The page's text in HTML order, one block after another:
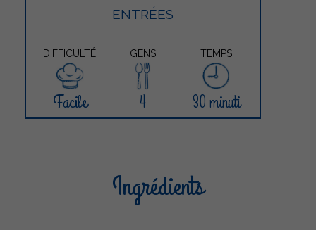
ENTRÉES
DIFFICULTÉ GENS TEMPS
Facile 4 30 minuti
Ingrédients